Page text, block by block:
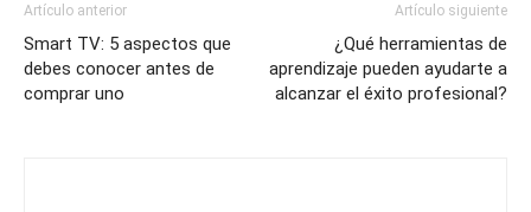
Artículo anterior
Smart TV: 5 aspectos que
debes conocer antes de
comprar uno
Artículo siguiente
¿Qué herramientas de
aprendizaje pueden ayudarte a
alcanzar el éxito profesional?